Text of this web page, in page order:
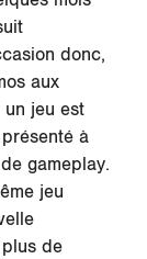
donc,
aux
un jeu est
à
gameplay.
jeu
de